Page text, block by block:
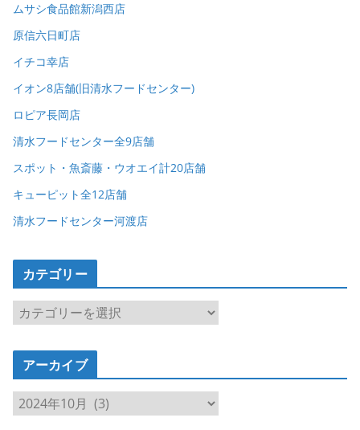
ムサシ食品館新潟西店
原信六日町店
イチコ幸店
イオン8店舗(旧清水フードセンター)
ロピア長岡店
清水フードセンター全9店舗
スポット・魚斎藤・ウオエイ計20店舗
キューピット全12店舗
清水フードセンター河渡店
カテゴリー
カ
テ
ゴ
ー
アーカイブ
ア
ー